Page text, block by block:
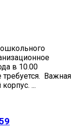
в 10.00
требуется. Важная
...